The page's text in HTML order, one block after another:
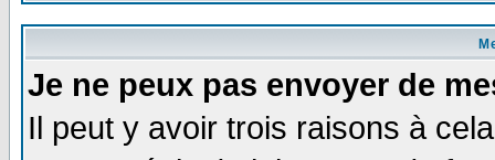
Je ne peux pas envoyer de
Il peut y avoir trois raisons à